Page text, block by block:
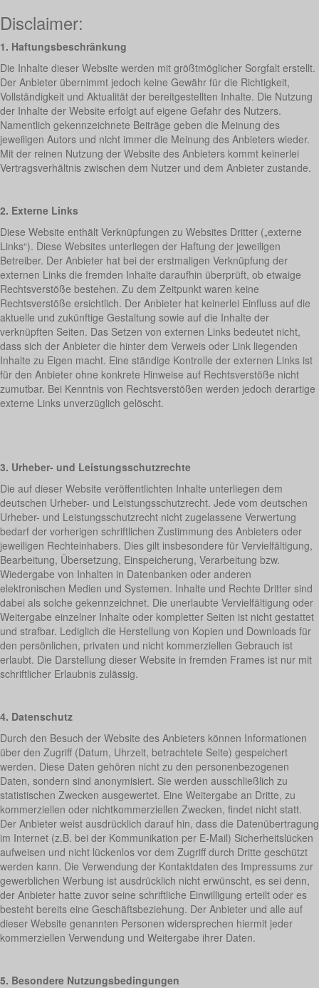
Disclaimer:
1. Haftungsbeschränkung
Die Inhalte dieser Website werden mit größtmöglicher Sorgfalt erstellt.
Der Anbieter übernimmt jedoch keine Gewähr für die Richtigkeit,
Vollständigkeit und Aktualität der bereitgestellten Inhalte. Die Nutzung
der Inhalte der Website erfolgt auf eigene Gefahr des Nutzers.
Namentlich gekennzeichnete Beiträge geben die Meinung des
jeweiligen Autors und nicht immer die Meinung des Anbieters wieder.
Mit der reinen Nutzung der Website des Anbieters kommt keinerlei
Vertragsverhältnis zwischen dem Nutzer und dem Anbieter zustande.
2. Externe Links
Diese Website enthält Verknüpfungen zu Websites Dritter („externe
Links“). Diese Websites unterliegen der Haftung der jeweiligen
Betreiber. Der Anbieter hat bei der erstmaligen Verknüpfung der
externen Links die fremden Inhalte daraufhin überprüft, ob etwaige
Rechtsverstöße bestehen. Zu dem Zeitpunkt waren keine
Rechtsverstöße ersichtlich. Der Anbieter hat keinerlei Einfluss auf die
aktuelle und zukünftige Gestaltung sowie auf die Inhalte der
verknüpften Seiten. Das Setzen von externen Links bedeutet nicht,
dass sich der Anbieter die hinter dem Verweis oder Link liegenden
Inhalte zu Eigen macht. Eine ständige Kontrolle der externen Links ist
für den Anbieter ohne konkrete Hinweise auf Rechtsverstöße nicht
zumutbar. Bei Kenntnis von Rechtsverstößen werden jedoch derartige
externe Links unverzüglich gelöscht.
3. Urheber- und Leistungsschutzrechte
Die auf dieser Website veröffentlichten Inhalte unterliegen dem
deutschen Urheber- und Leistungsschutzrecht. Jede vom deutschen
Urheber- und Leistungsschutzrecht nicht zugelassene Verwertung
bedarf der vorherigen schriftlichen Zustimmung des Anbieters oder
jeweiligen Rechteinhabers. Dies gilt insbesondere für Vervielfältigung,
Bearbeitung, Übersetzung, Einspeicherung, Verarbeitung bzw.
Wiedergabe von Inhalten in Datenbanken oder anderen
elektronischen Medien und Systemen. Inhalte und Rechte Dritter sind
dabei als solche gekennzeichnet. Die unerlaubte Vervielfältigung oder
Weitergabe einzelner Inhalte oder kompletter Seiten ist nicht gestattet
und strafbar. Lediglich die Herstellung von Kopien und Downloads für
den persönlichen, privaten und nicht kommerziellen Gebrauch ist
erlaubt. Die Darstellung dieser Website in fremden Frames ist nur mit
schriftlicher Erlaubnis zulässig.
4. Datenschutz
Durch den Besuch der Website des Anbieters können Informationen
über den Zugriff (Datum, Uhrzeit, betrachtete Seite) gespeichert
werden. Diese Daten gehören nicht zu den personenbezogenen
Daten, sondern sind anonymisiert. Sie werden ausschließlich zu
statistischen Zwecken ausgewertet. Eine Weitergabe an Dritte, zu
kommerziellen oder nichtkommerziellen Zwecken, findet nicht statt.
Der Anbieter weist ausdrücklich darauf hin, dass die Datenübertragung
im Internet (z.B. bei der Kommunikation per E-Mail) Sicherheitslücken
aufweisen und nicht lückenlos vor dem Zugriff durch Dritte geschützt
werden kann. Die Verwendung der Kontaktdaten des Impressums zur
gewerblichen Werbung ist ausdrücklich nicht erwünscht, es sei denn,
der Anbieter hatte zuvor seine schriftliche Einwilligung erteilt oder es
besteht bereits eine Geschäftsbeziehung. Der Anbieter und alle auf
dieser Website genannten Personen widersprechen hiermit jeder
kommerziellen Verwendung und Weitergabe ihrer Daten.
5. Besondere Nutzungsbedingungen